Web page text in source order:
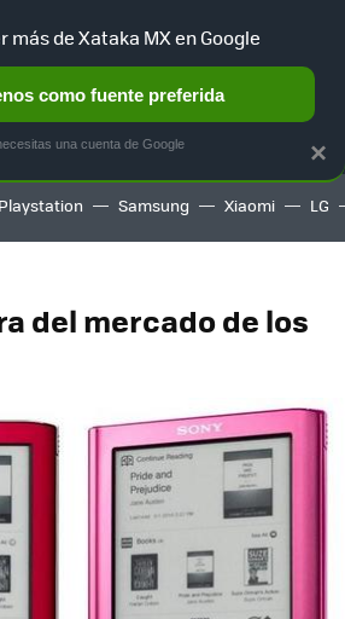
HOME AUTO TERRITORIO
Playstation Samsung Xiaomi LG
del mercado de los
×
más de Xataka MX en Google
como fuente preferida
una cuenta de Google